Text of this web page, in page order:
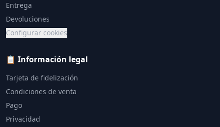
Entrega
Devoluciones
Configurar cookies
📋 Información legal
Tarjeta de fidelización
Condiciones de venta
Pago
Privacidad